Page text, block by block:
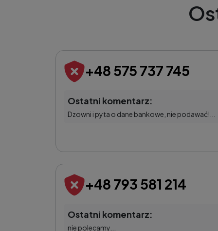
+48 575 737 745
Ostatni komentarz:
Dzowni i pyta o dane bankowe, nie podawać!...
+48 793 581 214
Ostatni komentarz:
nie polecamy...